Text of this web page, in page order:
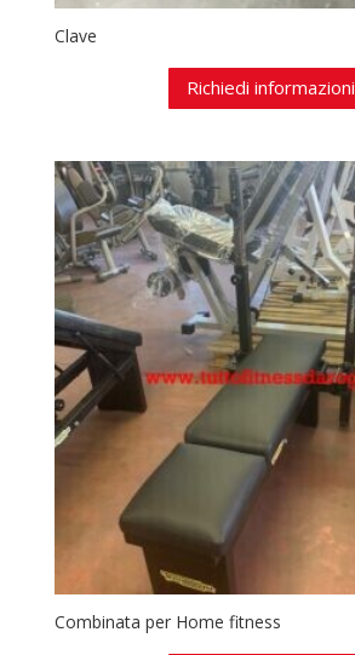
Clave
Richiedi informazioni
Combinata per Home fitness